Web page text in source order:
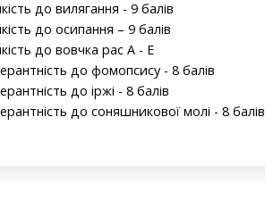
до вилягання - 9 балів
до осипання – 9 балів
до вовчка рас A - E
до фомопсису - 8 балів
до іржі - 8 балів
до соняшникової молі - 8 балів